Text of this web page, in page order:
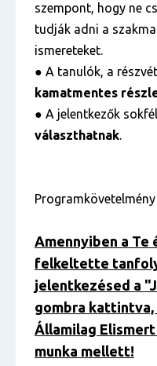
szempont, hogy ne
tudják adni a
ismereteket.
● A tanulók, a
kamatmentes
● A jelentkezők
választhatnak.
Amennyiben a
felkeltette
jelentkezésed a
gombra kattintva,
Államilag
munka mellett!